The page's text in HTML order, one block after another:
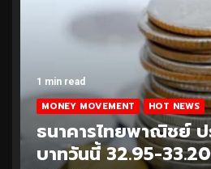
1 min read
MONEY MOVEMENT HOT NEWS
ธนาคารไทยพาณิชย์ ป
บาทวันนี้ 32.95-